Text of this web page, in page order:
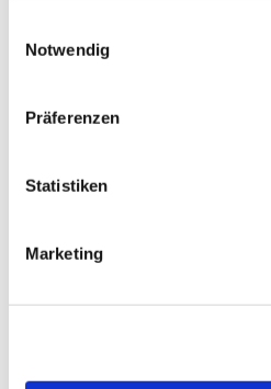
Notwendig
Präferenzen
Statistiken
Marketing